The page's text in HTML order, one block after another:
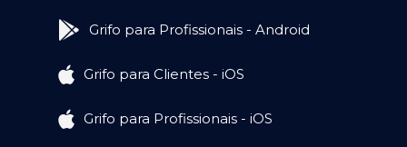
Grifo para Profissionais - Android
Grifo para Clientes - iOS
Grifo para Profissionais - iOS